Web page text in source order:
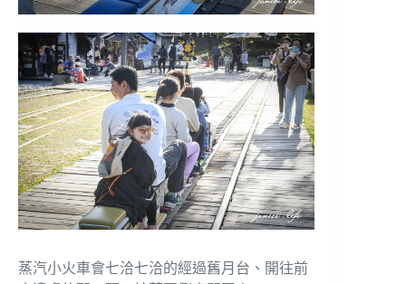
蒸汽小火車會七洽七洽的經過舊月台、開往前